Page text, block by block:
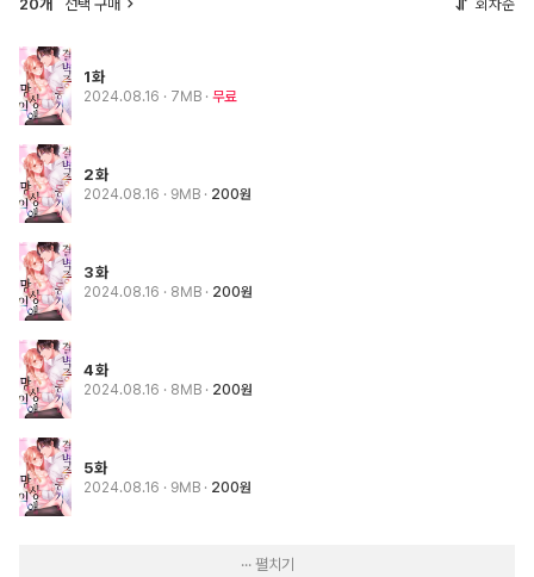
20개 선택 구매 회차순
1화
2024.08.16 · 7MB 무료
2화
2024.08.16 · 9MB 200원
3화
2024.08.16 · 8MB 200원
4화
2024.08.16 · 8MB 200원
5화
2024.08.16 · 9MB 200원
··· 펼치기